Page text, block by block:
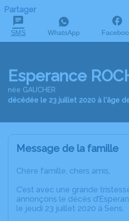
Partager
SMS WhatsApp
Esperance
née GAUCHER
décédée le 23 juillet 2020 à l'âge
Message de la famille
Chère famille, chers amis,
C’est avec une grande
annonçons le décès
le jeudi 23 juillet 2020 à Sens.